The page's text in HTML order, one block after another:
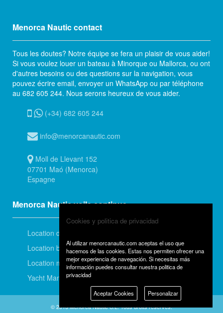
Menorca Nautic contact
Tous les doutes? Notre équipe se fera un plaisir de vous aider!
Si vous voulez louer un bateau à Minorque ou Mallorca, ou ont
d'autres besoins ou des questions sur la navigation, vous
pouvez écrire email, envoyer un WhatsApp ou par téléphone
au 682 605 244. Nous serons heureux de vous aider.
(+34) 682 605 244
info@menorcanautic.com
Moll de Llevant 152
07701 Maó (Menorca)
Espagne
Menorca Nautic voile continue
Location de voiliers
Location bateau à moteur
Location menorquines
Yacht Management
© 2015 Menorca Nautic S.L. Tous droits réservés.
Cookies y politica de privacidad
Al utilizar menorcanautic.com aceptas el uso que
hacemos de las cookies. Estas nos permiten ofrecer una
mejor experiencia de navegación. Si necesitas más
información puedes consultarnuestra politica de
privacidad
Aceptar Cookies Personalizar